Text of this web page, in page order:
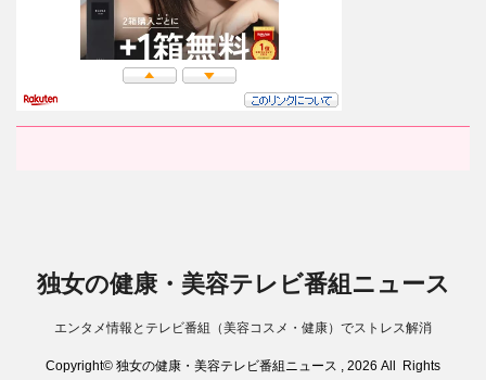
独女の健康・美容テレビ番組ニュース
エンタメ情報とテレビ番組（美容コスメ・健康）でストレス解消
Copyright© 独女の健康・美容テレビ番組ニュース , 2026 All Rights